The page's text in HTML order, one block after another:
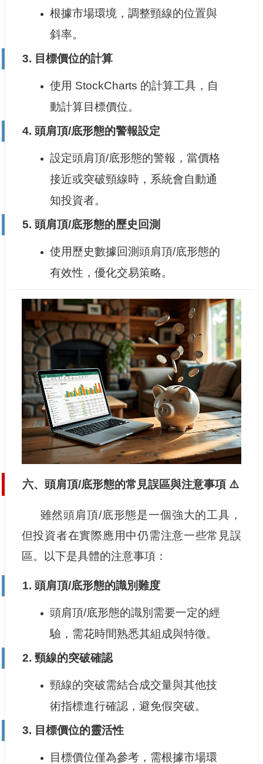
根據市場環境，調整頸線的位置與
斜率。
3. 目標價位的計算
使用 StockCharts 的計算工具，自
動計算目標價位。
4. 頭肩頂/底形態的警報設定
設定頭肩頂/底形態的警報，當價格
接近或突破頸線時，系統會自動通
知投資者。
5. 頭肩頂/底形態的歷史回測
使用歷史數據回測頭肩頂/底形態的
有效性，優化交易策略。
六、頭肩頂/底形態的常見誤區與注意事項 ⚠️
雖然頭肩頂/底形態是一個強大的工具，
但投資者在實際應用中仍需注意一些常見誤
區。以下是具體的注意事項：
1. 頭肩頂/底形態的識別難度
頭肩頂/底形態的識別需要一定的經
驗，需花時間熟悉其組成與特徵。
2. 頸線的突破確認
頸線的突破需結合成交量與其他技
術指標進行確認，避免假突破。
3. 目標價位的靈活性
目標價位僅為參考，需根據市場環